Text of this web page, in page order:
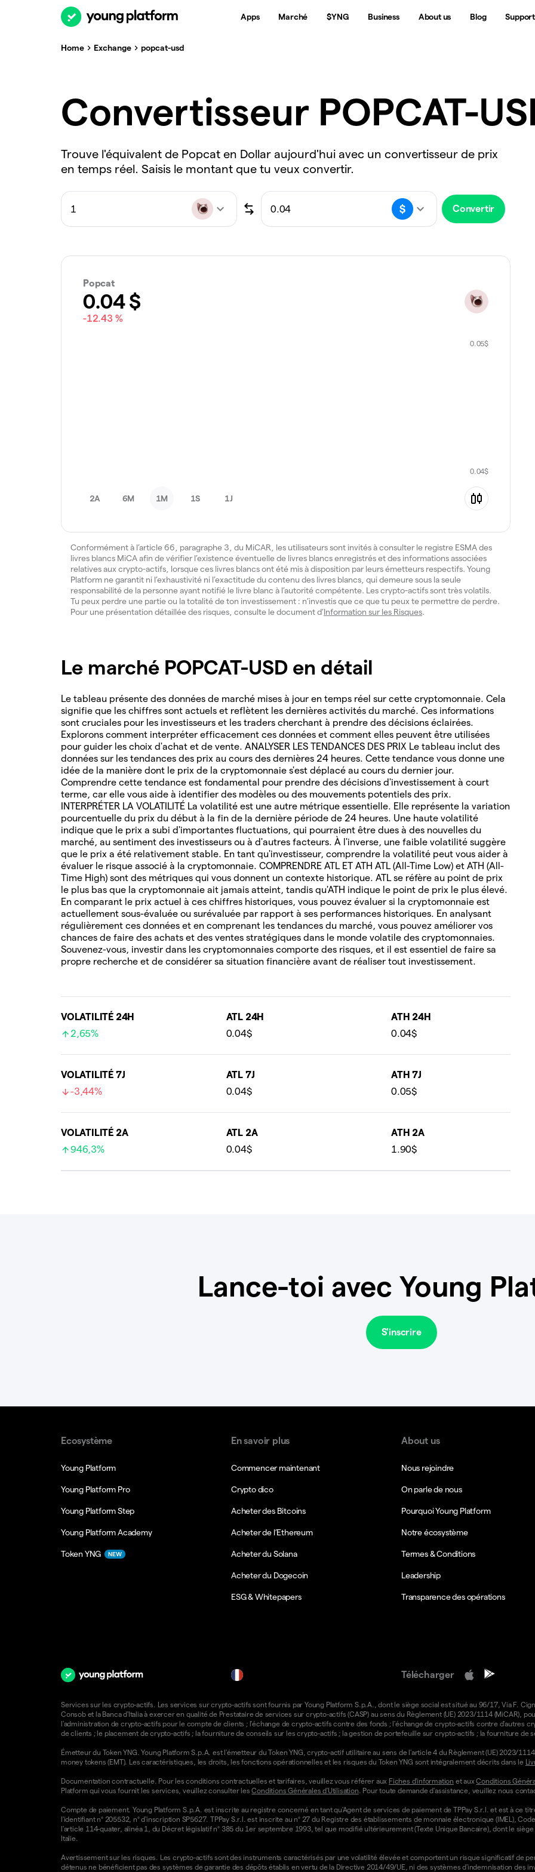
Apps Marché $YNG Business About us Blog Support
Home Exchange popcat-usd
Convertisseur POPCAT-
Trouve l'équivalent de Popcat en Dollar aujourd'hui avec un convertisseur de prix
en temps réel. Saisis le montant que tu veux convertir.
Convertir
Popcat
0.04 $
-12.43 %
0.05$
0.04$
2A 6M 1M 1S 1J
Conformément à l’article 66, paragraphe 3, du MiCAR, les utilisateurs sont invités à consulter le registre ESMA des
livres blancs MiCA afin de vérifier l’existence éventuelle de livres blancs enregistrés et des informations associées
relatives aux crypto-actifs, lorsque ces livres blancs ont été mis à disposition par leurs émetteurs respectifs. Young
Platform ne garantit ni l’exhaustivité ni l’exactitude du contenu des livres blancs, qui demeure sous la seule
responsabilité de la personne ayant notifié le livre blanc à l’autorité compétente. Les crypto-actifs sont très volatils.
Tu peux perdre une partie ou la totalité de ton investissement : n’investis que ce que tu peux te permettre de perdre.
Pour une présentation détaillée des risques, consulte le document d’Information sur les Risques.
Le marché POPCAT-USD en détail
Le tableau présente des données de marché mises à jour en temps réel sur cette cryptomonnaie. Cela
signifie que les chiffres sont actuels et reflètent les dernières activités du marché. Ces informations
sont cruciales pour les investisseurs et les traders cherchant à prendre des décisions éclairées.
Explorons comment interpréter efficacement ces données et comment elles peuvent être utilisées
pour guider les choix d'achat et de vente. ANALYSER LES TENDANCES DES PRIX Le tableau inclut des
données sur les tendances des prix au cours des dernières 24 heures. Cette tendance vous donne une
idée de la manière dont le prix de la cryptomonnaie s'est déplacé au cours du dernier jour.
Comprendre cette tendance est fondamental pour prendre des décisions d'investissement à court
terme, car elle vous aide à identifier des modèles ou des mouvements potentiels des prix.
INTERPRÉTER LA VOLATILITÉ La volatilité est une autre métrique essentielle. Elle représente la variation
pourcentuelle du prix du début à la fin de la dernière période de 24 heures. Une haute volatilité
indique que le prix a subi d'importantes fluctuations, qui pourraient être dues à des nouvelles du
marché, au sentiment des investisseurs ou à d'autres facteurs. À l'inverse, une faible volatilité suggère
que le prix a été relativement stable. En tant qu'investisseur, comprendre la volatilité peut vous aider à
évaluer le risque associé à la cryptomonnaie. COMPRENDRE ATL ET ATH ATL (All-Time Low) et ATH (All-
Time High) sont des métriques qui vous donnent un contexte historique. ATL se réfère au point de prix
le plus bas que la cryptomonnaie ait jamais atteint, tandis qu'ATH indique le point de prix le plus élevé.
En comparant le prix actuel à ces chiffres historiques, vous pouvez évaluer si la cryptomonnaie est
actuellement sous-évaluée ou surévaluée par rapport à ses performances historiques. En analysant
régulièrement ces données et en comprenant les tendances du marché, vous pouvez améliorer vos
chances de faire des achats et des ventes stratégiques dans le monde volatile des cryptomonnaies.
Souvenez-vous, investir dans les cryptomonnaies comporte des risques, et il est essentiel de faire sa
propre recherche et de considérer sa situation financière avant de réaliser tout investissement.
VOLATILITÉ 24H
2,65%
ATL 24H
0.04$
ATH 24H
0.04$
VOLATILITÉ 7J
-3,44%
ATL 7J
0.04$
ATH 7J
0.05$
VOLATILITÉ 2A
946,3%
ATL 2A
0.04$
ATH 2A
1.90$
Lance-toi avec Young
S'inscrire
Ecosystème
Young Platform
Young Platform Pro
Young Platform Step
Young Platform Academy
Token YNG NEW
En savoir plus
Commencer maintenant
Crypto dico
Acheter des Bitcoins
Acheter de l’Ethereum
Acheter du Solana
Acheter du Dogecoin
ESG & Whitepapers
About us
Nous rejoindre
On parle de nous
Pourquoi Young Platform
Notre écosystème
Termes & Conditions
Leadership
Transparence des opérations
Télécharger
Services sur les crypto-actifs. Les services sur crypto-actifs sont fournis par Young Platform S.p.A., dont le siège social est situé au 96/17, Via F.
Consob et la Banca d'Italia à exercer en qualité de Prestataire de services sur crypto-actifs (CASP) au sens du Règlement (UE) 2023/1114 (MiCAR),
l'administration de crypto-actifs pour le compte de clients ; l'échange de crypto-actifs contre des fonds ; l'échange de crypto-actifs contre d'autres
de clients ; le placement de crypto-actifs ; la fourniture de conseils sur les crypto-actifs ; la gestion de portefeuille sur crypto-actifs ; la fourniture
Émetteur du Token YNG. Young Platform S.p.A. est l'émetteur du Token YNG, crypto-actif utilitaire au sens de l'article 4 du Règlement (UE) 2023/
money tokens (EMT). Les caractéristiques, les droits, les fonctions opérationnelles et les risques du Token YNG sont intégralement décrits dans le
Documentation contractuelle. Pour les conditions contractuelles et tarifaires, veuillez vous référer aux Fiches d'information et auxConditions
Platform qui vous fournit les services, veuillez consulter lesConditions Générales d'Utilisation. Pour toute demande d'assistance, veuillez nous
Compte de paiement. Young Platform S.p.A. est inscrite au registre concerné en tant qu'Agent de services de paiement de TPPay S.r.l. et est à ce
l'identifiant n° 205532, n° d'inscription SP5627. TPPay S.r.l. est inscrite au n° 27 du Registre des établissements de monnaie électronique (IMEL),
l'article 114-quater, alinéa 1, du Décret législatif n° 385 du 1er septembre 1993, tel que modifié ultérieurement (Texte Unique Bancaire), dont le siège
Italie.
Avertissement sur les risques. Les crypto-actifs sont des instruments caractérisés par une volatilité élevée et comportent un risque significatif de
détenus ne bénéficient pas des systèmes de garantie des dépôts établis en vertu de la Directive 2014/49/UE, ni des systèmes d'indemnisation des